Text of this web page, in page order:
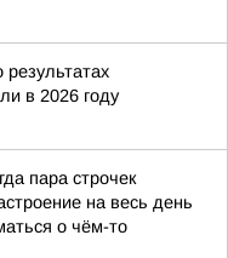
в 2026 году
пара строчек
на весь день
о чём-то